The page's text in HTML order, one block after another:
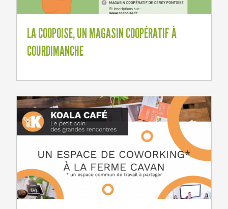
LA COOPOISE, UN MAGASIN COOPÉRATIF À
COURDIMANCHE